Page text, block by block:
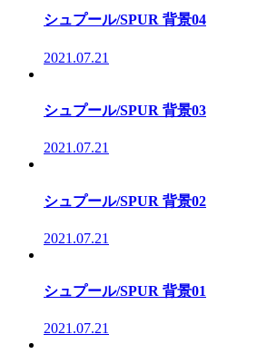
シュプール/SPUR 背景04
2021.07.21
シュプール/SPUR 背景03
2021.07.21
シュプール/SPUR 背景02
2021.07.21
シュプール/SPUR 背景01
2021.07.21